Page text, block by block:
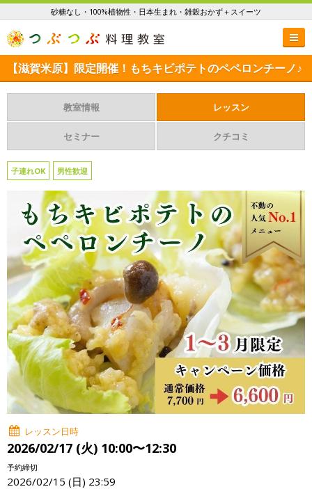
砂糖なし・100%植物性・日本生まれ・雑穀おかず＋スイーツ
【滋賀米原】限定開催！もちキビポテトのペペロンチーノ♪
教室情報 レッスン
セミナー クチコミ
子連れOK 男性歓迎
レッスン日時
2026/02/17 (火) 10:00〜12:30
予約締切
2026/02/15 (日) 23:59